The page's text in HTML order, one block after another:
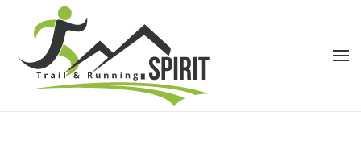
Accéder au contenu principal